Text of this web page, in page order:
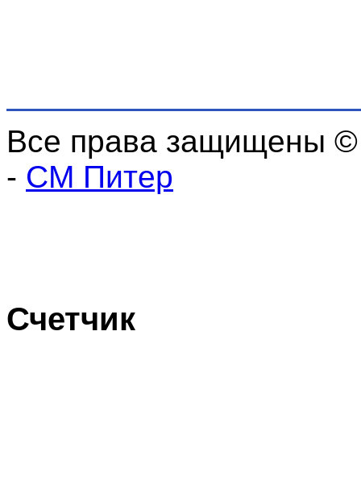
Все права защищены
- СМ Питер
Счетчик